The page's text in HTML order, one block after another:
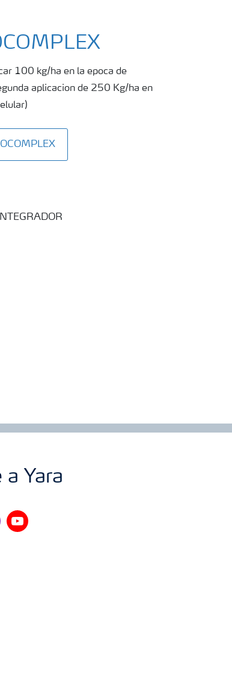
100 kg/ha en la epoca de
aplicacion de 250 Kg/ha en
a Yara
youtube